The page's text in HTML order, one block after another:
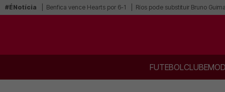
#ÉNotícia Benfica vence Hearts por 6-1 Ríos pode substituir Bruno
FUTEBOLCLUBE